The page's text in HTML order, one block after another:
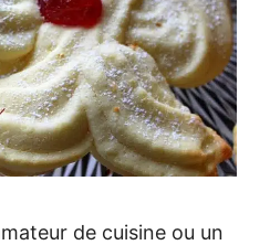
de cuisine ou un